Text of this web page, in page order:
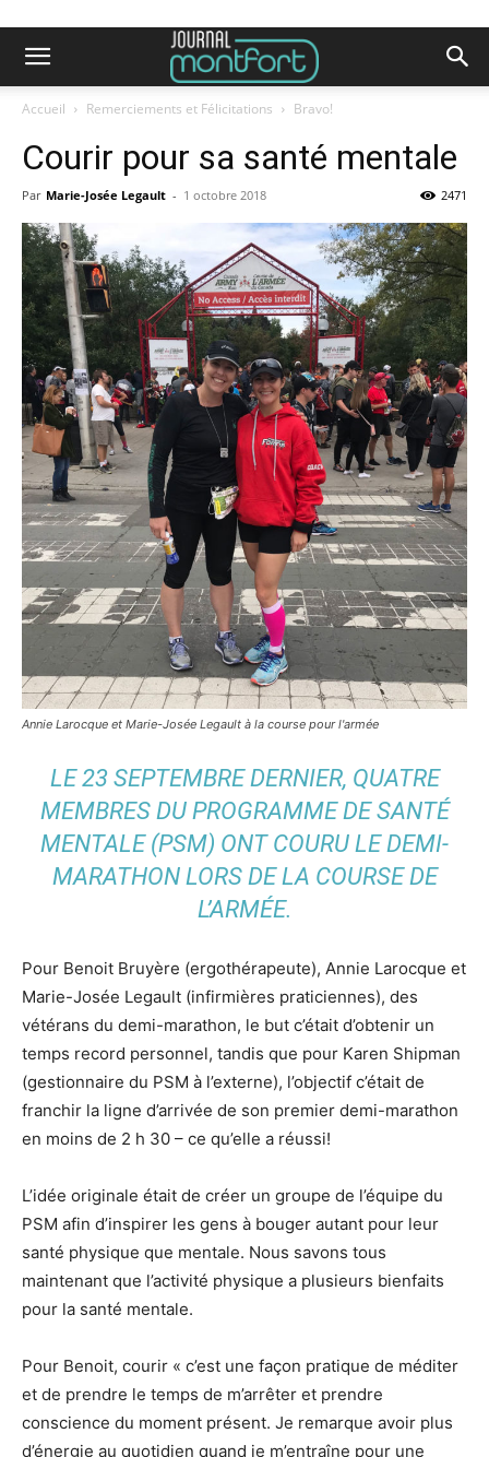
Accueil Remerciements et Félicitations Bravo!
Courir pour sa santé mentale
Par Marie-Josée Legault - 1 octobre 2018 2471
Annie Larocque et Marie-Josée Legault à la course pour l'armée
LE 23 SEPTEMBRE DERNIER, QUATRE
MEMBRES DU PROGRAMME DE SANTÉ
MENTALE (PSM) ONT COURU LE DEMI-
MARATHON LORS DE LA COURSE DE
L’ARMÉE.
Pour Benoit Bruyère (ergothérapeute), Annie Larocque et
Marie-Josée Legault (infirmières praticiennes), des
vétérans du demi-marathon, le but c’était d’obtenir un
temps record personnel, tandis que pour Karen Shipman
(gestionnaire du PSM à l’externe), l’objectif c’était de
franchir la ligne d’arrivée de son premier demi-marathon
en moins de 2 h 30 – ce qu’elle a réussi!
L’idée originale était de créer un groupe de l’équipe du
PSM afin d’inspirer les gens à bouger autant pour leur
santé physique que mentale. Nous savons tous
maintenant que l’activité physique a plusieurs bienfaits
pour la santé mentale.
Pour Benoit, courir « c’est une façon pratique de méditer
et de prendre le temps de m’arrêter et prendre
conscience du moment présent. Je remarque avoir plus
d’énergie au quotidien quand je m’entraîne pour une